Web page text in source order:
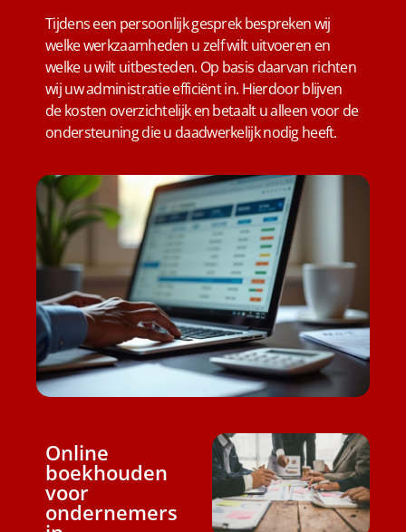
Tijdens een persoonlijk gesprek bespreken wij
welke werkzaamheden u zelf wilt uitvoeren en
welke u wilt uitbesteden. Op basis daarvan richten
wij uw administratie efficiënt in. Hierdoor blijven
de kosten overzichtelijk en betaalt u alleen voor de
ondersteuning die u daadwerkelijk nodig heeft.
Online
boekhouden
voor
ondernemers